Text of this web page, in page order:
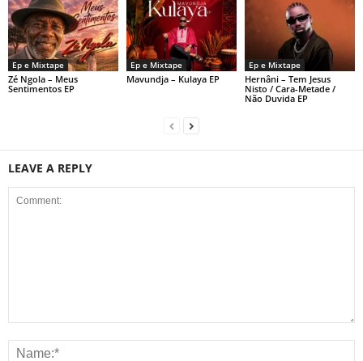
Ep e Mixtape
Zé Ngola – Meus
Sentimentos EP
Ep e Mixtape
Mavundja – Kulaya EP
Ep e Mixtape
Hernâni – Tem Jesus
Nisto / Cara-Metade /
Não Duvida EP
LEAVE A REPLY